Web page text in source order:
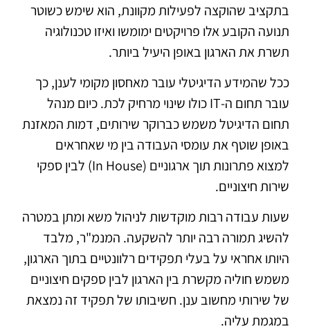
בתקציב שהוקצה לפעילות מקוונת, הוא שימש כשוטר
תנועה הקובע אלו פרויקטים ימומשו ואיזו טכנולוגיה
תשרת את הארגון באופן היעיל ביותר.
ככל שהמידע הדיגיטלי עובר מאחסון מקומי לענן, כך
עובר תחום ה-IT כולו שינוי מרחיק לכת. כיום מנהל
תחום הדיגיטל משמש כברוקר שירותים, דמות המאזנת
באופן שוטף את עומסי העבודה בין מי שאחראים
למצוא פתרונות תוך ארגוניים (In House) לבין ספקי
שירות חיצוניים.
שעות עבודה רבות מוקדשות לניהול משא ומתן במטרה
להשיג תמורה רבה יותר להשקעה. המנמ"ר, מלבד
היותו אחראי על בעלי תפקידים רלוונטיים בתוך הארגון,
משמש חוליה מקשרת בין הארגון לבין ספקים חיצוניים
של שירותי מחשוב ענן. חשיבותו של תפקיד זה נמצאת
במגמת עליה.